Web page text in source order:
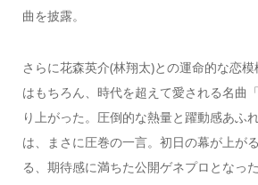
曲を披露。
さらに花森英介(林翔太)との運命的な恋
はもちろん、時代を超えて愛される名曲
り上がった。圧倒的な熱量と躍動感あふ
は、まさに圧巻の一言。初日の幕が上が
る、期待感に満ちた公開ゲネプロとなった